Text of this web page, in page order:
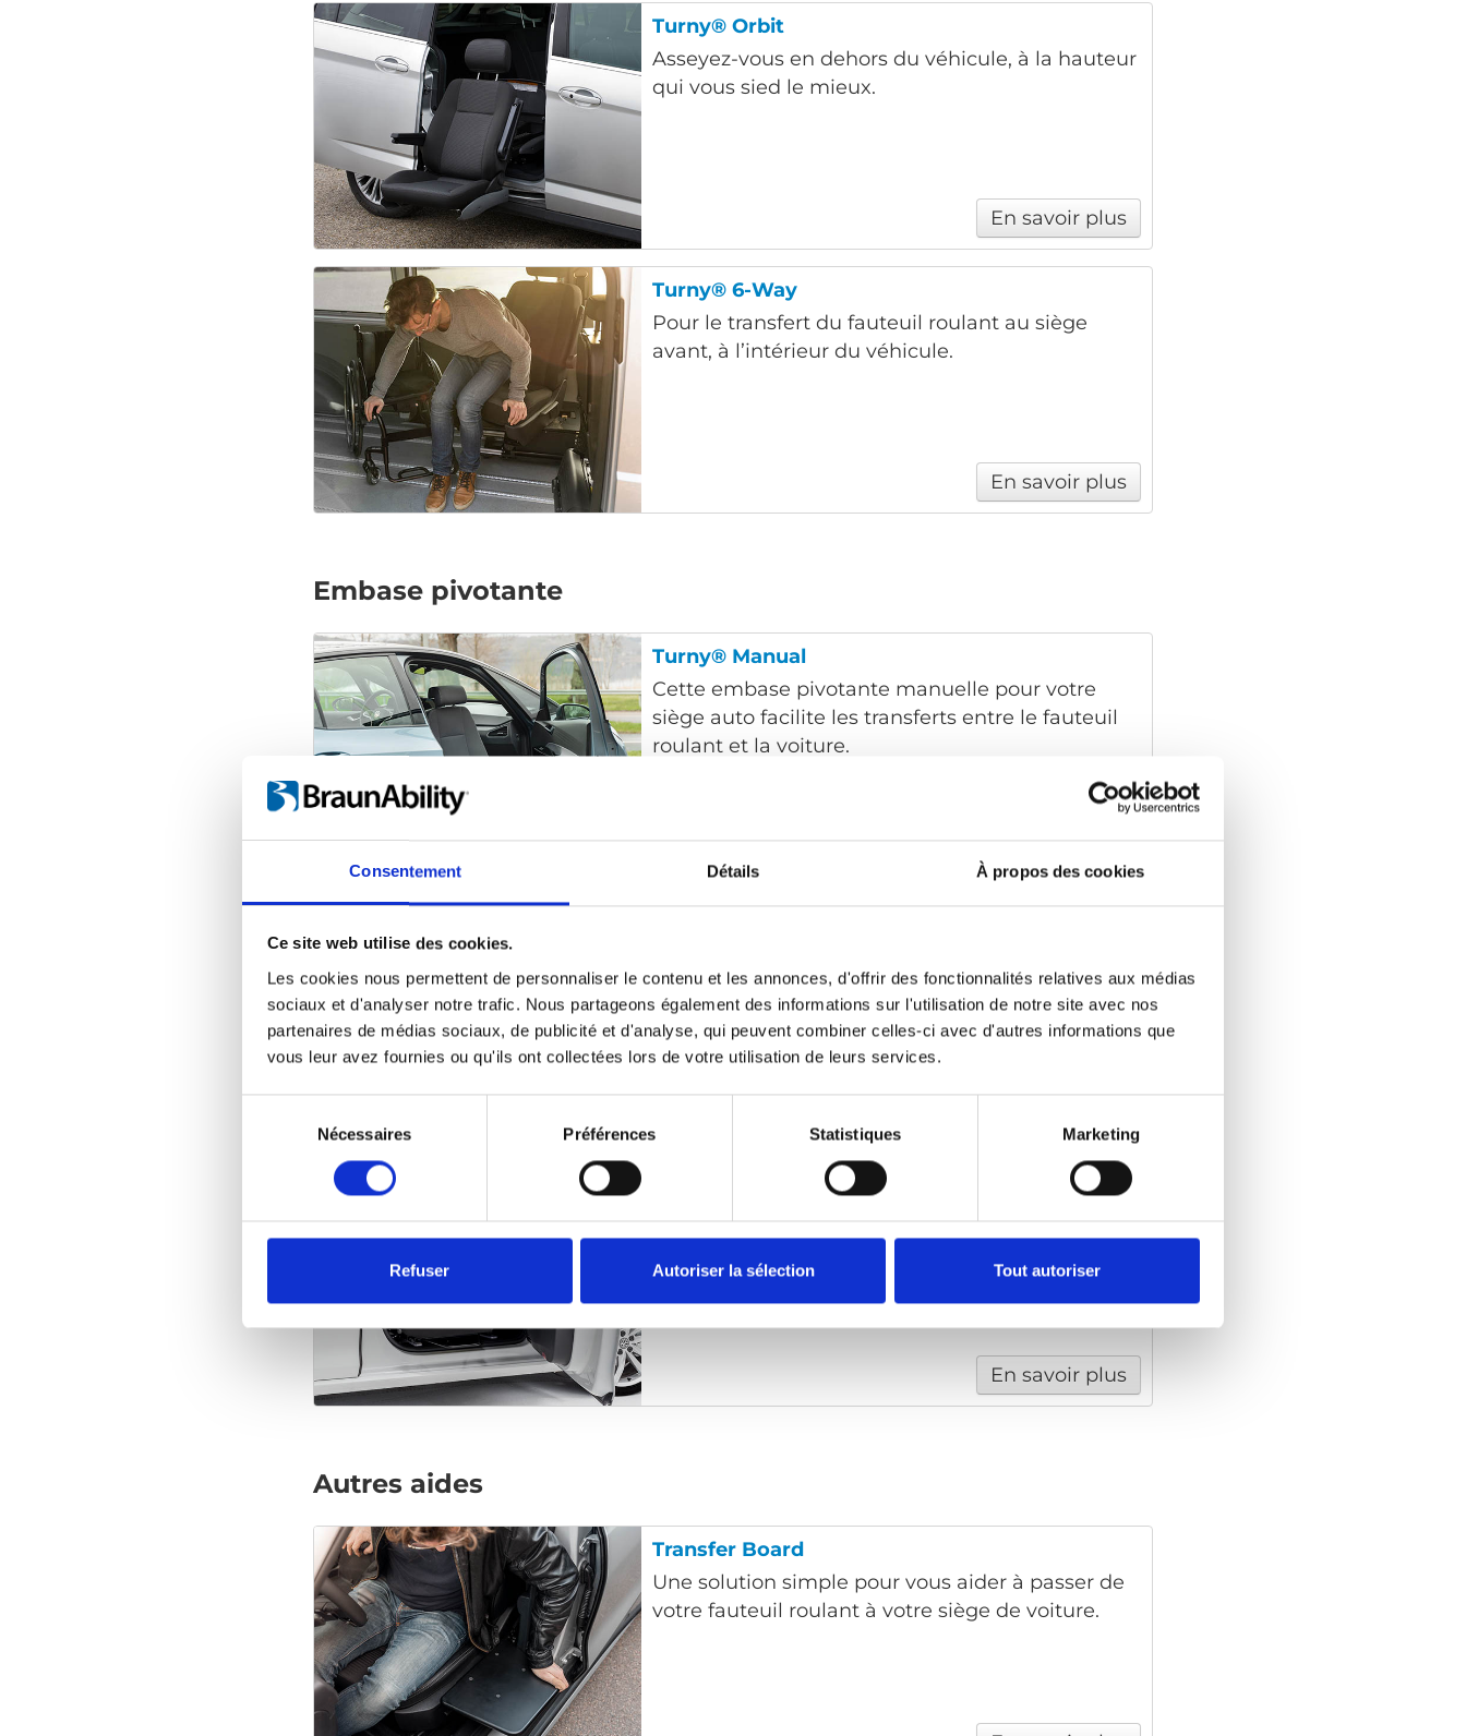
Consentement Détails À propos des cookies
Ce site web utilise des cookies.
Les cookies nous permettent de personnaliser le contenu et les annonces, d'offrir des fonctionnalités relatives aux médias
sociaux et d'analyser notre trafic. Nous partageons également des informations sur l'utilisation de notre site avec nos
partenaires de médias sociaux, de publicité et d'analyse, qui peuvent combiner celles-ci avec d'autres informations que
vous leur avez fournies ou qu'ils ont collectées lors de votre utilisation de leurs services.
consentement
Nécessaires Préférences Statistiques Marketing
Refuser Autoriser la sélection Tout autoriser
Turny® Orbit
Asseyez-vous en dehors du véhicule, à la hauteur
qui vous sied le mieux.
En savoir plus
Turny® 6-Way
Pour le transfert du fauteuil roulant au siège
avant, à l’intérieur du véhicule.
En savoir plus
Embase pivotante
Turny® Manual
Cette embase pivotante manuelle pour votre
siège auto facilite les transferts entre le fauteuil
roulant et la voiture.
En savoir plus
qui permet de faire sortir le siège presque
complètement du véhicule. Ce dispositif vous
permet de vous asseoir ou d’effectuer le transfert
depuis un fauteuil roulant plus facilement.
Fait pivoter le siège de la voiture vers l’ouverture
de la portière.
En savoir plus
Autres aides
Transfer Board
Une solution simple pour vous aider à passer de
votre fauteuil roulant à votre siège de voiture.